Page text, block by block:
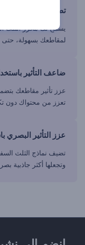
تصميم بسيط
يسمح لك محرر الثلث
لمقاطعك بسهولة، حتى
ضاعف التأثير
عزز تأثير مقاطعك
تعزز من محتواك دون
عزز التأثير البصري
تضيف نماذج الثلث
وتجعلها أكثر جاذبية